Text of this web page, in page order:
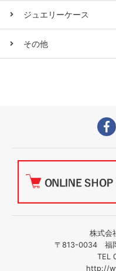
ジュエリーケース
その他
株式会
〒813-0034 福
TEL
http://